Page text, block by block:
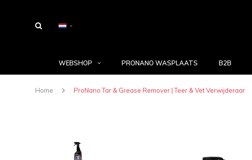
WEBSHOP PRONANO WASPLAATS B2B
Home ProNano Tar & Grease Remover | Teer & Vet Verwijderaar